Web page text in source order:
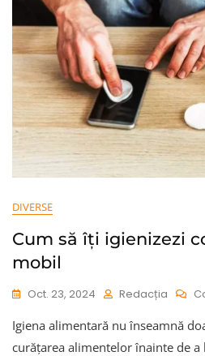
DIVERSE
Cum să îți igienizezi
mobil
Oct. 23, 2024 Redacția
Igiena alimentară nu înseamnă
curățarea alimentelor înainte de a